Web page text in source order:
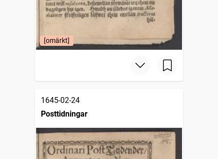
[omärkt]
1645-02-24
Posttidningar